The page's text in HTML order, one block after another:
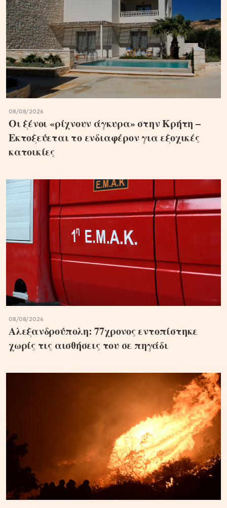
08/08/2026
Οι ξένοι «ρίχνουν άγκυρα» στην Κρήτη –
Εκτοξεύεται το ενδιαφέρον για εξοχικές
κατοικίες
08/08/2026
Αλεξανδρούπολη: 77χρονος εντοπίστηκε
χωρίς τις αισθήσεις του σε πηγάδι